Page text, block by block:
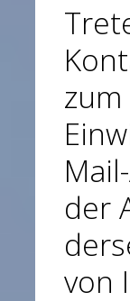
der
von